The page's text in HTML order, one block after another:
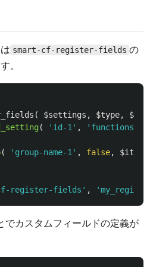
smart-cf-register-fields の
す。
( $settings , $type, $id
( 'id-1' ,
'functions.php
( 'group-name-1' , false,
$items
register-fields' ,
でカスタムフィールドの定義が